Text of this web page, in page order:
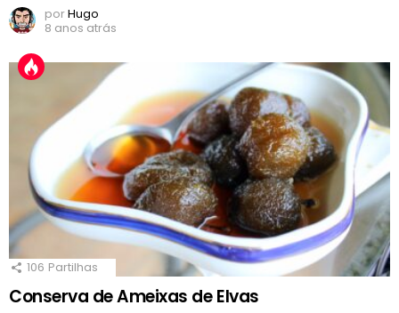
porHugo
8 anos atrás
106 Partilhas
Conserva de Ameixas de Elvas